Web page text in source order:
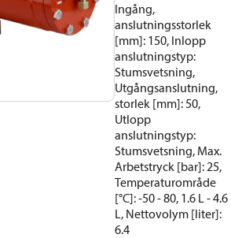
Ingång,
anslutningsstorlek
[mm]: 150, Inlopp
anslutningstyp:
Stumsvetsning,
Utgångsanslutning,
storlek [mm]: 50,
Utlopp
anslutningstyp:
Stumsvetsning, Max.
Arbetstryck [bar]: 25,
Temperaturområde
[°C]: -50 - 80, 1.6 L - 4.6
L, Nettovolym [liter]:
6.4